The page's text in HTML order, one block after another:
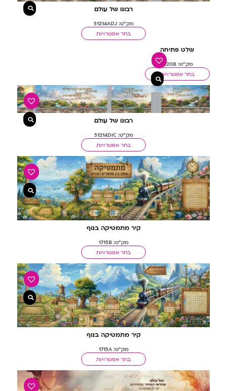
רבונו של עולם
מק"ט: 51214ADJ
בחר אפשרויות
שלט פתיחה
מק"ט: 9120B
בחר אפשרויות
רבונו של עולם
מק"ט: 51214DIC
בחר אפשרויות
קיר מתמטיקה בנוף
מק"ט: 1715B
בחר אפשרויות
קיר מתמטיקה בנוף
מק"ט: 1715A
בחר אפשרויות